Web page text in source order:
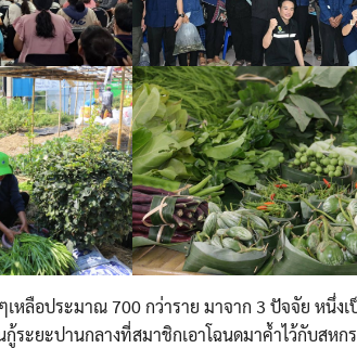
ลือประมาณ 700 กว่าราย มาจาก 3 ปัจจัย หนึ่งเ
ระยะปานกลางที่สมาชิกเอาโฉนดมาค้ำไว้กับสห